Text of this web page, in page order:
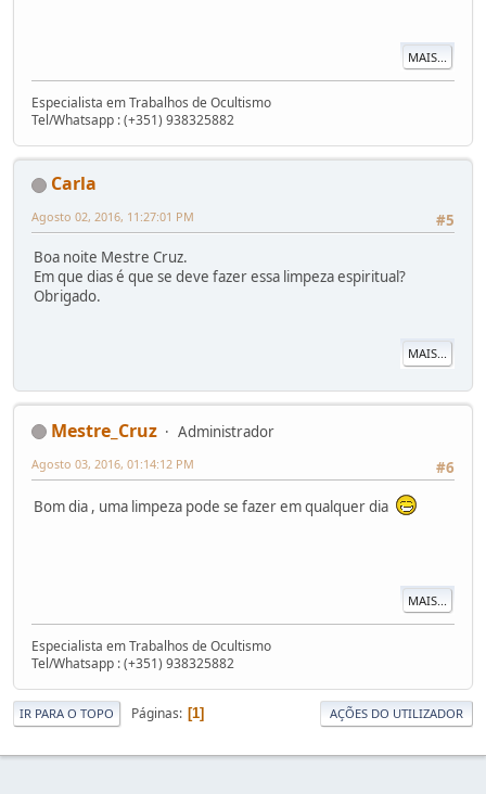
MAIS...
Especialista em Trabalhos de Ocultismo
Tel/Whatsapp : (+351) 938325882
Carla
#5
Agosto 02, 2016, 11:27:01 PM
Boa noite Mestre Cruz.
Em que dias é que se deve fazer essa limpeza espiritual?
Obrigado.
MAIS...
Mestre_Cruz
Administrador
#6
Agosto 03, 2016, 01:14:12 PM
Bom dia , uma limpeza pode se fazer em qualquer dia
MAIS...
Especialista em Trabalhos de Ocultismo
Tel/Whatsapp : (+351) 938325882
IR PARA O TOPO Páginas 1 AÇÕES DO UTILIZADOR